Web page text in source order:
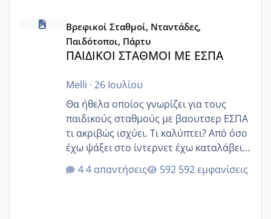
ΠΑΙΔΙΚΟΙ ΣΤΑΘΜΟΙ ΜΕ ΕΣΠΑ
Βρεφικοί Σταθμοί, Νταντάδες,
Παιδότοποι, Πάρτυ
ΠΑΙΔΙΚΟΙ ΣΤΑΘΜΟΙ ΜΕ ΕΣΠΑ
Melli · 26 Ιουλίου
Θα ήθελα οποίος γνωρίζει για τους
παιδικούς σταθμούς με βαουτσερ ΕΣΠΑ
τι ακριβώς ισχύει. Τι καλύπτει? Από όσο
έχω ψάξει στο ίντερνετ έχω καταλάβει
ότι το βαουτσερ καλύπτει όλα τα
δίδακτρα και τα τροφεια του ιδιωτικού
4 απαντήσεις 592 εμφανίσεις